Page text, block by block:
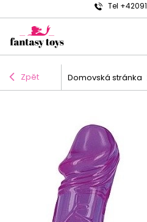
Tel
Zpět Domovská stránka